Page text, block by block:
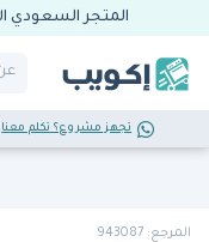
المتجر السعودي
تجهز مشروع؟ تكلم معنا
المرجع: 943087